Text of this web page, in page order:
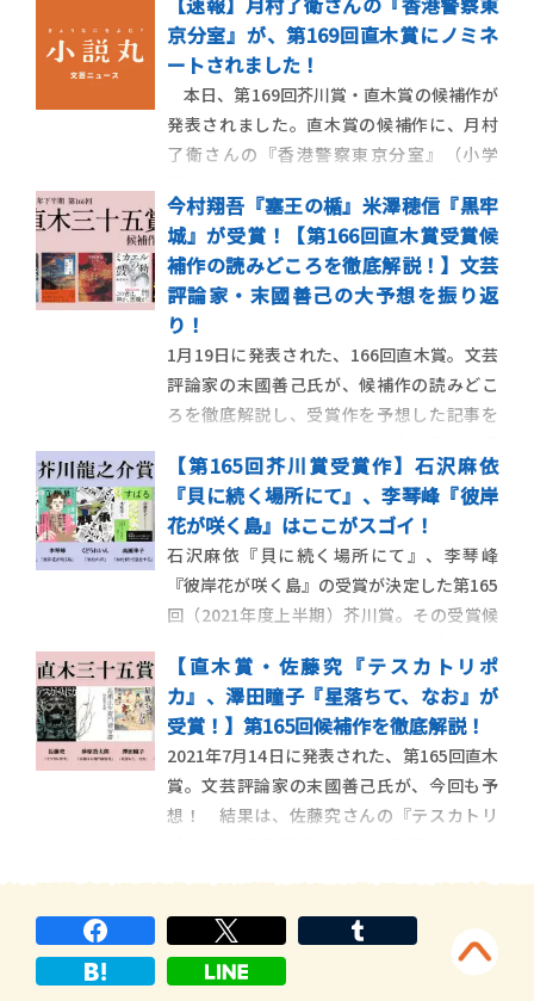
警察東京分室』は、日本警察と香港警察が
協力し、日本に潜伏するテロリストを追う
国際警察小説です。小説丸では、月村さん
が本書について綴るエッセイや、書評家・
杉江松恋さんに
京分室』が、第169回直木賞にノミネ
ートされました！
本日、第169回芥川賞・直木賞の候補作が
発表されました。直木賞の候補作に、月村
了衛さんの『香港警察東京分室』（小学
に行われます。『香港警察東京分室』は、香
港国家安全維持法成立以来増加傾向にある
国際犯罪に対応すべく、日本と中国の警察
で構成された「特殊共助係」がテロリスト
を追う、圧巻
今村翔吾『塞王の楯』米澤穂信『黒牢
城』が受賞！【第166回直木賞受賞候
補作の読みどころを徹底解説！】文芸
評論家・末國善己の大予想を振り返
り！
1月19日に発表された、166回直木賞。文芸
評論家の末國善己氏が、候補作の読みどこ
ろを徹底解説し、受賞作を予想した記事を
『同志少女よ、敵を撃て』 2.彩瀬まる
『新しい星』 3.今村翔吾『塞王の楯』 4.
柚月裕子『ミカエルの鼓動』 5.米澤穂信
『黒牢城 […]
【第165回芥川賞受賞作】石沢麻依
『貝に続く場所にて』、李琴峰『彼岸
花が咲く島』はここがスゴイ！
石沢麻依『貝に続く場所にて』、李琴峰
『彼岸花が咲く島』の受賞が決定した第165
回（2021年度上半期）芥川賞。その受賞候
ろを徹底レビューします！ 2021年7月14日
に発表された第165回芥川賞。石沢麻依さん
の『貝に続く場所にて』、李琴峰さんの
『彼岸花が咲く島 […]
【直木賞・佐藤究『テスカトリポ
カ』、澤田瞳子『星落ちて、なお』が
受賞！】第165回候補作を徹底解説！
2021年7月14日に発表された、第165回直木
賞。文芸評論家の末國善己氏が、今回も予
想！ 結果は、佐藤究さんの『テスカトリ
すじと、その評価ポイントをじっくり解説
した記事を、ぜひ振り返 […]